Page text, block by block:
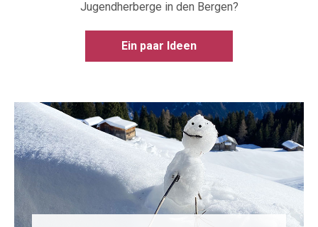
Jugendherberge in den Bergen?
Ein paar Ideen